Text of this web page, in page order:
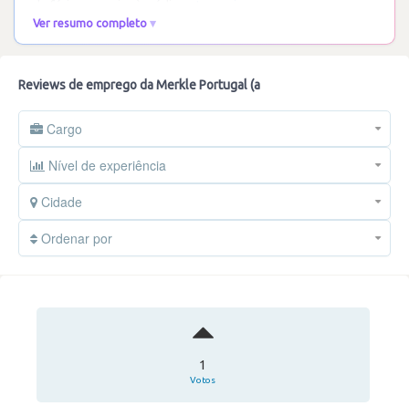
Ver resumo completo
Reviews de emprego da Merkle Portugal (a
Cargo
Nível de experiência
Cidade
Ordenar por
1
Votos